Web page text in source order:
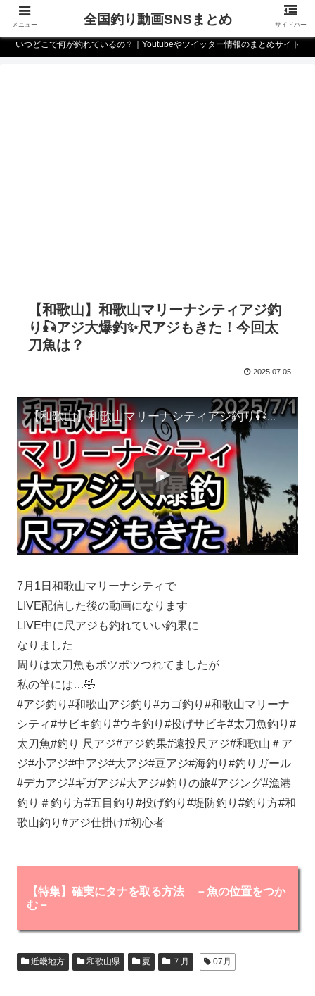
いつどこで何が釣れているの？｜Youtubeやツイッター情報のまとめサイト
【和歌山】和歌山マリーナシティアジ釣
り🎣アジ大爆釣✨尺アジもきた！今回太
刀魚は？
2025.07.05
【和歌山】和歌山マリーナシティアジ釣り🎣アジ大爆釣✨尺アジもきた！今回太刀魚は？
7月1日和歌山マリーナシティで
LIVE配信した後の動画になります
LIVE中に尺アジも釣れていい釣果に
なりました
周りは太刀魚もポツポツつれてましたが
私の竿には…🤣
#アジ釣り#和歌山アジ釣り#カゴ釣り#和歌山マリーナ
シティ#サビキ釣り#ウキ釣り#投げサビキ#太刀魚釣り#
太刀魚#釣り 尺アジ#アジ釣果#遠投尺アジ#和歌山＃ア
ジ#小アジ#中アジ#大アジ#豆アジ#海釣り#釣りガール
#デカアジ#ギガアジ#大アジ#釣りの旅#アジング#漁港
釣り＃釣り方#五目釣り#投げ釣り#堤防釣り#釣り方#和
歌山釣り#アジ仕掛け#初心者
【特集】確実にタナを取る方法 －魚の位置をつか
む－
近畿地方 和歌山県 夏 ７月 07月
メニュー 全国釣り動画SNSまとめ サイドバー